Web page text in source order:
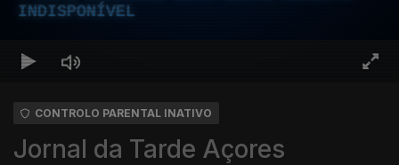
INDISPONÍVEL
CONTROLO PARENTAL INATIVO
Jornal da Tarde Açores